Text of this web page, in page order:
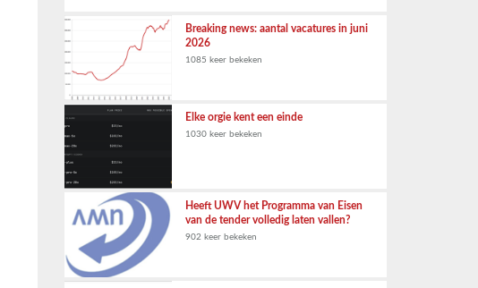
Breaking news: aantal vacatures in juni
2026
1085 keer bekeken
Elke orgie kent een einde
1030 keer bekeken
Heeft UWV het Programma van Eisen
van de tender volledig laten vallen?
902 keer bekeken